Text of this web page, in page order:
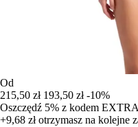
Od
215,50 zł 193,50 zł -10%
Oszczędź 5% z kodem EXTRA
+9,68 złotrzymasz na kolejne